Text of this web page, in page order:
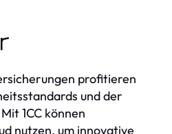
profitieren
und der
1CC können
nutzen, um innovative